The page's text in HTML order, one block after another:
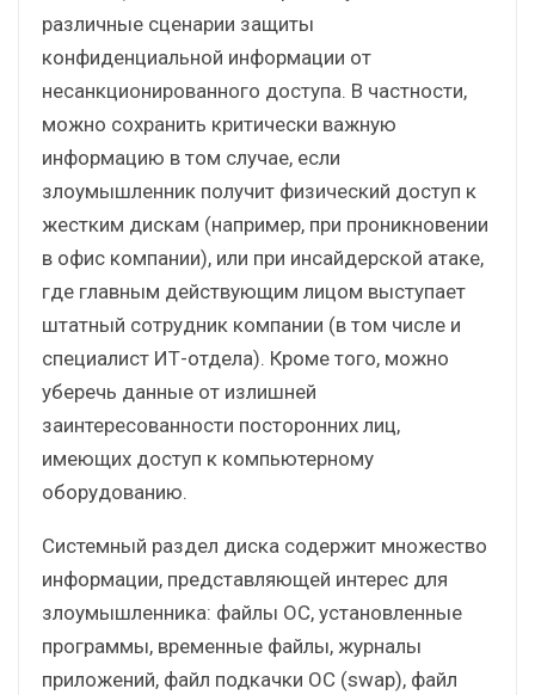
различные сценарии защиты
конфиденциальной информации от
несанкционированного доступа. В частности,
можно сохранить критически важную
информацию в том случае, если
злоумышленник получит физический доступ к
жестким дискам (например, при проникновении
в офис компании), или при инсайдерской атаке,
где главным действующим лицом выступает
штатный сотрудник компании (в том числе и
специалист ИТ-отдела). Кроме того, можно
уберечь данные от излишней
заинтересованности посторонних лиц,
имеющих доступ к компьютерному
оборудованию.
Системный раздел диска содержит множество
информации, представляющей интерес для
злоумышленника: файлы ОС, установленные
программы, временные файлы, журналы
приложений, файл подкачки ОС (swap), файл